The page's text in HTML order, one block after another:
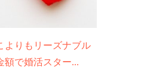
よりもリーズナブル
額で婚活スター...